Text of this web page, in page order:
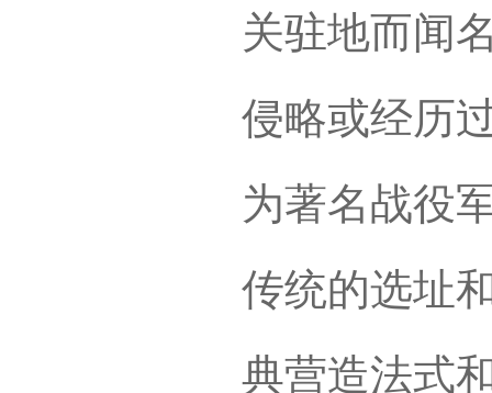
关驻地而闻
侵略或经历
为著名战役
传统的选址
典营造法式